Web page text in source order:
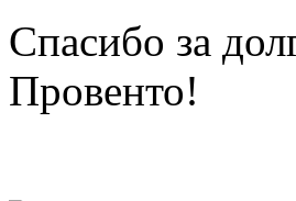
Спасибо за
Провенто!